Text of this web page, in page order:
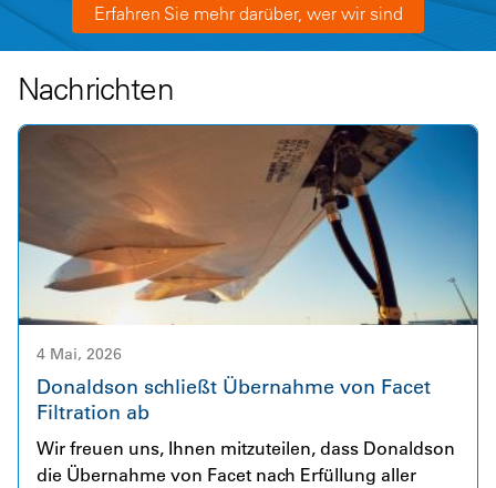
Erfahren Sie mehr darüber, wer wir sind
Nachrichten
4 Mai, 2026
Donaldson schließt Übernahme von Facet
Filtration ab
Wir freuen uns, Ihnen mitzuteilen, dass Donaldson
die Übernahme von Facet nach Erfüllung aller